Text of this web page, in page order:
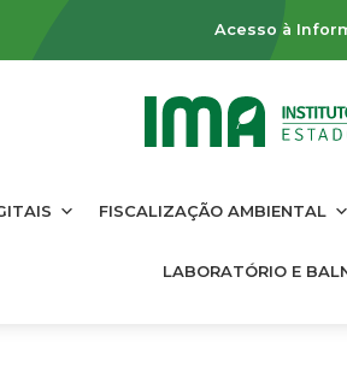
Acesso à
FISCALIZAÇÃO AMBIENTAL
LABORATÓRIO E